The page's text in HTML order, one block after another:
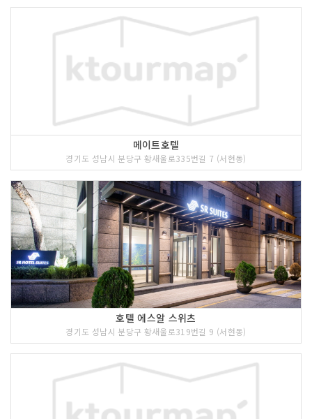
메이트호텔
경기도 성남시 분당구 황새울로335번길 7 (서현동)
호텔 에스알 스위츠
경기도 성남시 분당구 황새울로319번길 9 (서현동)